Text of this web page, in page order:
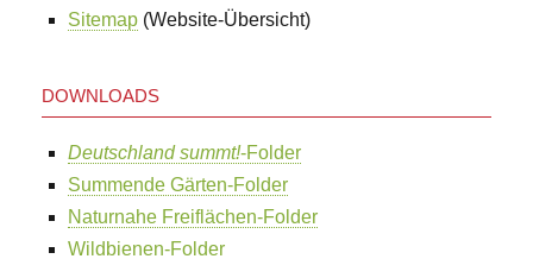
Sitemap (Website-Übersicht)
DOWNLOADS
Deutschland summt!-Folder
Summende Gärten-Folder
Naturnahe Freiflächen-Folder
Wildbienen-Folder